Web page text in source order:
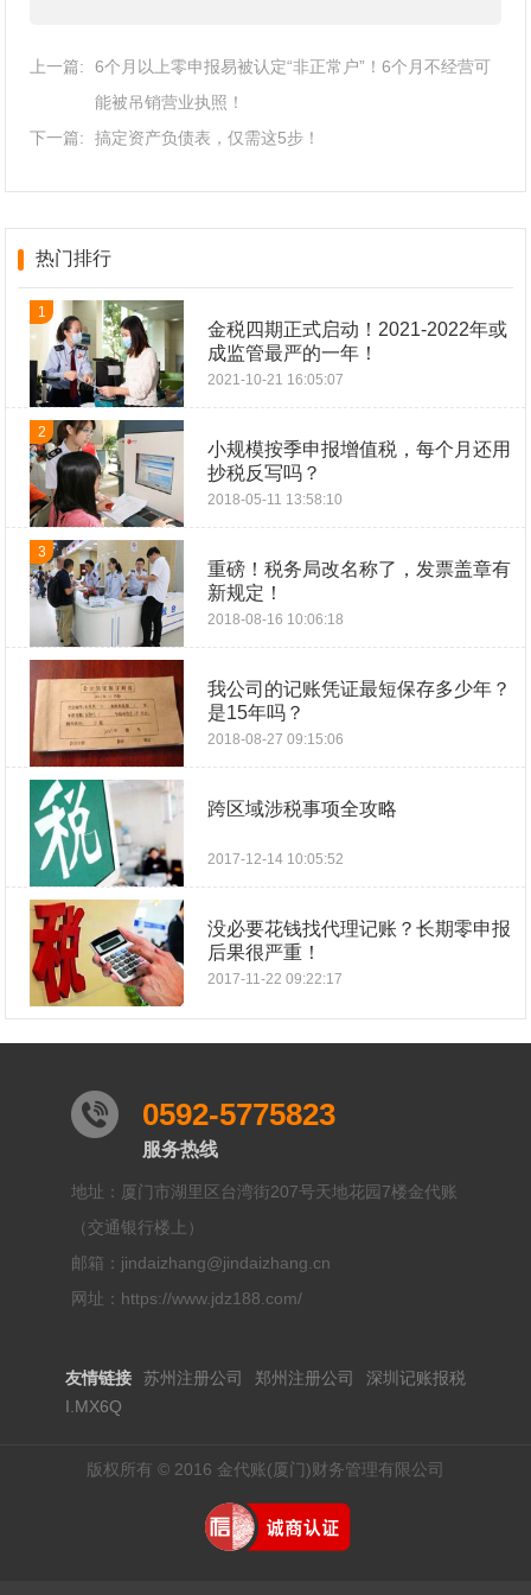
上一篇:
6个月以上零申报易被认定“非正常户”！6个月不经营可
能被吊销营业执照！
下一篇:
搞定资产负债表，仅需这5步！
热门排行
1
金税四期正式启动！2021-2022年或
成监管最严的一年！
2021-10-21 16:05:07
2
小规模按季申报增值税，每个月还用
抄税反写吗？
2018-05-11 13:58:10
3
重磅！税务局改名称了，发票盖章有
新规定！
2018-08-16 10:06:18
我公司的记账凭证最短保存多少年？
是15年吗？
2018-08-27 09:15:06
跨区域涉税事项全攻略
2017-12-14 10:05:52
没必要花钱找代理记账？长期零申报
后果很严重！
2017-11-22 09:22:17
0592-5775823
服务热线
地址：厦门市湖里区台湾街207号天地花园7楼金代账
（交通银行楼上）
邮箱：jindaizhang@jindaizhang.cn
网址：https://www.jdz188.com/
友情链接 苏州注册公司 郑州注册公司
深圳记账报税
I.MX6Q
版权所有 © 2016 金代账(厦门)财务管理有限公司